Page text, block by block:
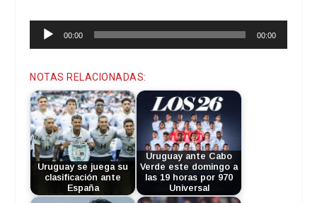
Reproductor
00:00 00:00
NOTAS RELACIONADAS:
Uruguay se juega su
clasificación ante
España
Uruguay ante Cabo
Verde este domingo a
las 19 horas por 970
Universal